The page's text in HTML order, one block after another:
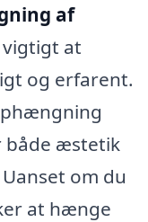
af
at
og erfarent.
både æstetik
om du
at hænge